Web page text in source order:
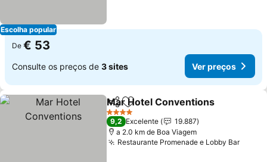
Escolha popular
De € 53
Consulte os preços de 3 sites Ver preços
PartilharAdicionar aos favoritos
Mar Hotel Conventions
4 Estrelas
9,2 Excelente
19.887
a 2.0 km de Boa Viagem
Restaurante Promenade e Lobby BarVer